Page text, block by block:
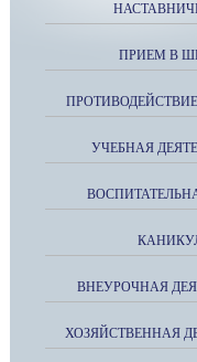
ПРИЕМ В
УЧЕБНАЯ
ВНЕУРОЧНАЯ
ХОЗЯЙСТВЕННАЯ